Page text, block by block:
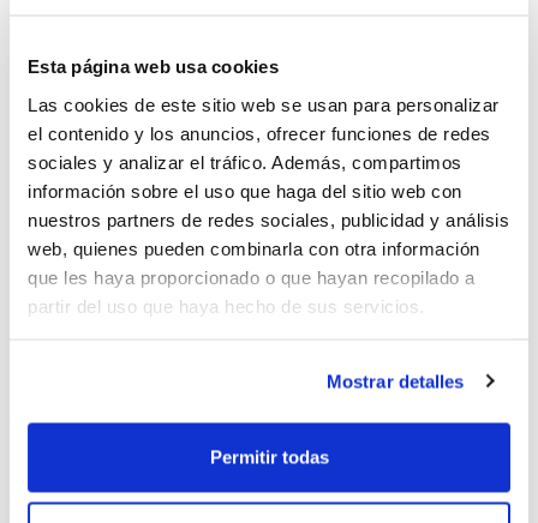
Esta página web usa cookies
Las cookies de este sitio web se usan para personalizar
el contenido y los anuncios, ofrecer funciones de redes
sociales y analizar el tráfico. Además, compartimos
información sobre el uso que haga del sitio web con
nuestros partners de redes sociales, publicidad y análisis
web, quienes pueden combinarla con otra información
que les haya proporcionado o que hayan recopilado a
partir del uso que haya hecho de sus servicios.
Mostrar detalles
Permitir todas
I per això ho abordem en #fbcvBlog
gràcies a la col·laboració deJose Ramón
Peiró, entrenador superior de bàsquet i
fisioterapeuta de les seleccions de la
Comunitat Valenciana. En este nou article,
el tècnic aborda de manera rigorosa i
decisions en jugadors jóvens, integrant
els principals models teòrics actuals amb
propostes pràctiques traslladables al dia a
dia de l'entrenament. Al llarg del text